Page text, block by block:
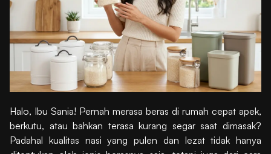
Halo, Ibu Sania! Pernah merasa beras di rumah cepat apek,
berkutu, atau bahkan terasa kurang segar saat dimasak?
Padahal kualitas nasi yang pulen dan lezat tidak hanya